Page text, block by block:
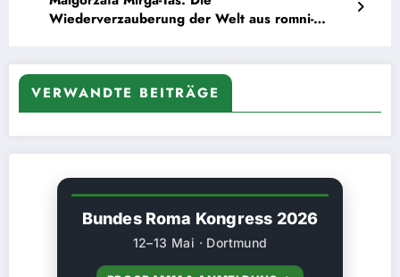
Wiederverzauberung der Welt aus romni-
VERWANDTE BEITRÄGE
Bundes Roma Kongress 2026
12–13 Mai · Dortmund